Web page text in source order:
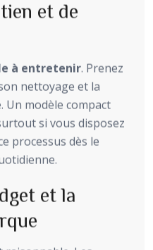
et de
à entretenir. Prenez
nettoyage et la
Un modèle compact
si vous disposez
processus dès le
et la